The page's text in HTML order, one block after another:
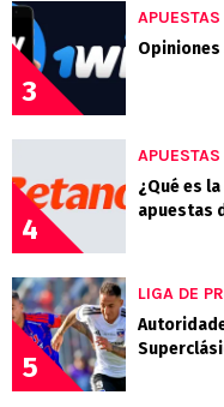
3
APUESTAS
Opiniones
4
APUESTAS
¿Qué es
apuestas
5
LIGA DE